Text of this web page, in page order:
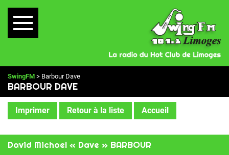
SwingFM > Barbour Dave
BARBOUR DAVE
Imprimer Retour à la liste Accueil
David Michael « Dave » BARBOUR